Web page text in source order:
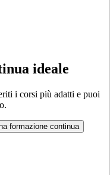
ideale
i corsi più adatti e puoi
formazione continua